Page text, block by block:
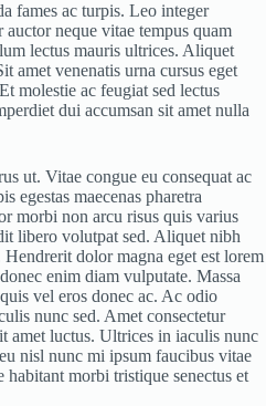
fames ac turpis. Leo integer
auctor neque vitae tempus quam
lectus mauris ultrices. Aliquet
amet venenatis urna cursus eget
molestie ac feugiat sed lectus
dui accumsan sit amet nulla
ut. Vitae congue eu consequat ac
egestas maecenas pharetra
morbi non arcu risus quis varius
libero volutpat sed. Aliquet nibh
dolor magna eget est lorem
enim diam vulputate. Massa
vel eros donec ac. Ac odio
nunc sed. Amet consectetur
amet luctus. Ultrices in iaculis nunc
nisl nunc mi ipsum faucibus vitae
morbi tristique senectus et